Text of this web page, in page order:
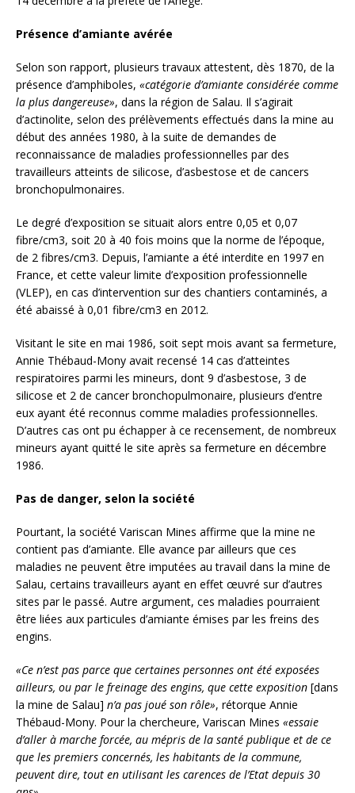
Présence d’amiante avérée
Selon son rapport, plusieurs travaux attestent, dès 1870, de la
présence d’amphiboles, «catégorie d’amiante considérée comme
la plus dangereuse», dans la région de Salau. Il s’agirait
d’actinolite, selon des prélèvements effectués dans la mine au
début des années 1980, à la suite de demandes de
reconnaissance de maladies professionnelles par des
travailleurs atteints de silicose, d’asbestose et de cancers
bronchopulmonaires.
Le degré d’exposition se situait alors entre 0,05 et 0,07
fibre/cm3, soit 20 à 40 fois moins que la norme de l’époque,
de 2 fibres/cm3. Depuis, l’amiante a été interdite en 1997 en
France, et cette valeur limite d’exposition professionnelle
(VLEP), en cas d’intervention sur des chantiers contaminés, a
été abaissé à 0,01 fibre/cm3 en 2012.
Visitant le site en mai 1986, soit sept mois avant sa fermeture,
Annie Thébaud-Mony avait recensé 14 cas d’atteintes
respiratoires parmi les mineurs, dont 9 d’asbestose, 3 de
silicose et 2 de cancer bronchopulmonaire, plusieurs d’entre
eux ayant été reconnus comme maladies professionnelles.
D’autres cas ont pu échapper à ce recensement, de nombreux
mineurs ayant quitté le site après sa fermeture en décembre
1986.
Pas de danger, selon la société
Pourtant, la société Variscan Mines affirme que la mine ne
contient pas d’amiante. Elle avance par ailleurs que ces
maladies ne peuvent être imputées au travail dans la mine de
Salau, certains travailleurs ayant en effet œuvré sur d’autres
sites par le passé. Autre argument, ces maladies pourraient
être liées aux particules d’amiante émises par les freins des
engins.
«Ce n’est pas parce que certaines personnes ont été exposées
ailleurs, ou par le freinage des engins, que cette exposition [dans
la mine de Salau] n’a pas joué son rôle», rétorque Annie
Thébaud-Mony. Pour la chercheure, Variscan Mines «essaie
d’aller à marche forcée, au mépris de la santé publique et de ce
que les premiers concernés, les habitants de la commune,
peuvent dire, tout en utilisant les carences de l’Etat depuis 30